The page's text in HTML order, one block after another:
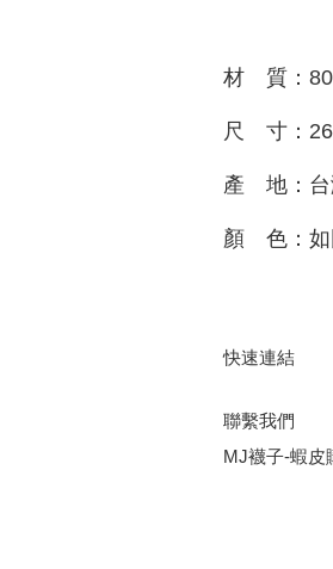
材 質：
尺 寸：
產 地：台
顏 色：如
快速連結
聯繫我們
MJ襪子-蝦皮